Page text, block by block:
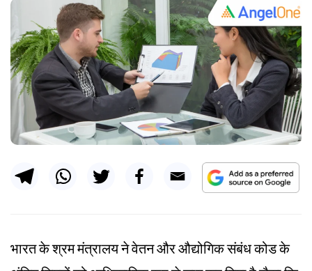
भारत केश्रममंत्रालय ने वेतन और औद्योगिक संबंध कोड के